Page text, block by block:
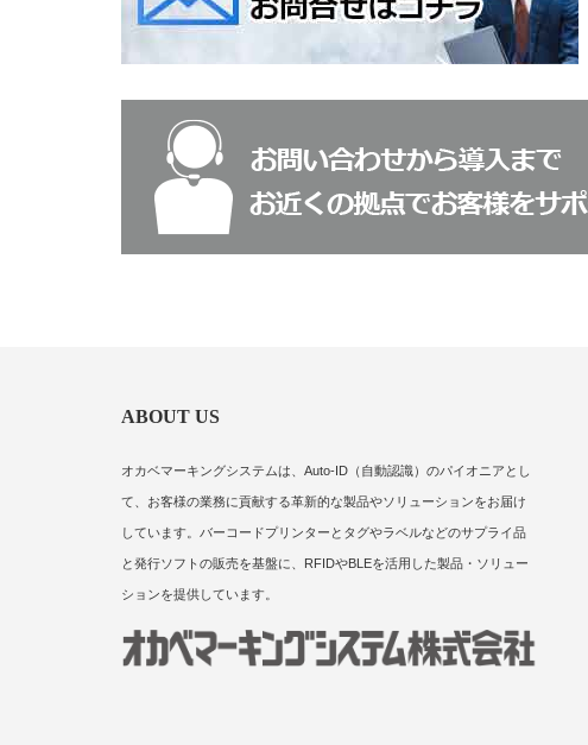
ABOUT US
オカベマーキングシステムは、Auto-ID（自動認識）のパイオニアとし
て、お客様の業務に貢献する革新的な製品やソリューションをお届け
しています。バーコードプリンターとタグやラベルなどのサプライ品
と発行ソフトの販売を基盤に、RFIDやBLEを活用した製品・ソリュー
ションを提供しています。